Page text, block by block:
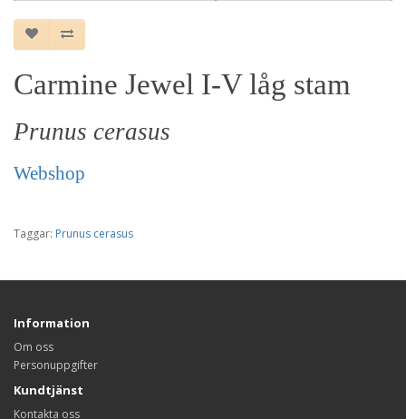
Carmine Jewel I-V låg stam
Prunus cerasus
Webshop
Taggar: Prunus cerasus
Information
Om oss
Personuppgifter
Kundtjänst
Kontakta oss